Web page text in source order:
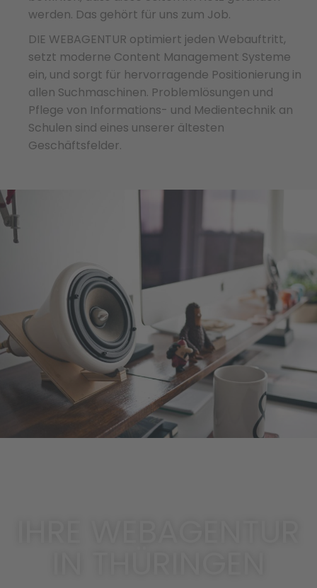
werden. Das gehört für uns zum Job.
DIE WEBAGENTUR optimiert jeden Webauftritt,
setzt moderne Content Management Systeme
ein, und sorgt für hervorragende Positionierung in
allen Suchmaschinen. Problemlösungen und
Pflege von Informations- und Medientechnik an
Schulen sind eines unserer ältesten
Geschäftsfelder.